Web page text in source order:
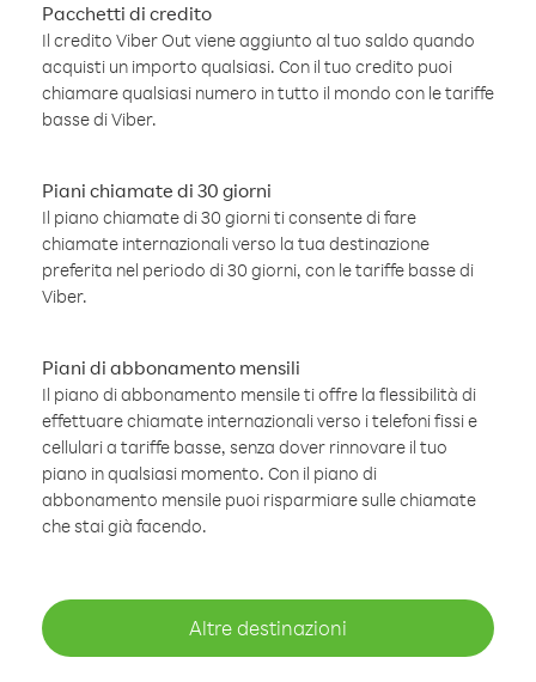
Pacchetti di credito
Il credito Viber Out viene aggiunto al tuo saldo quando
acquisti un importo qualsiasi. Con il tuo credito puoi
chiamare qualsiasi numero in tutto il mondo con le tariffe
basse di Viber.
Piani chiamate di 30 giorni
Il piano chiamate di 30 giorni ti consente di fare
chiamate internazionali verso la tua destinazione
preferita nel periodo di 30 giorni, con le tariffe basse di
Viber.
Piani di abbonamento mensili
Il piano di abbonamento mensile ti offre la flessibilità di
effettuare chiamate internazionali verso i telefoni fissi e
cellulari a tariffe basse, senza dover rinnovare il tuo
piano in qualsiasi momento. Con il piano di
abbonamento mensile puoi risparmiare sulle chiamate
che stai già facendo.
Altre destinazioni